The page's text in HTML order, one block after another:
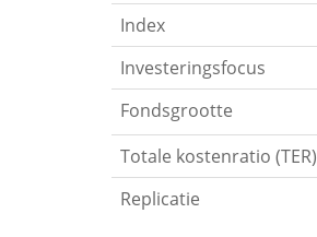
Index
Investeringsfocus
Fondsgrootte
Totale kostenratio (TER)
Replicatie